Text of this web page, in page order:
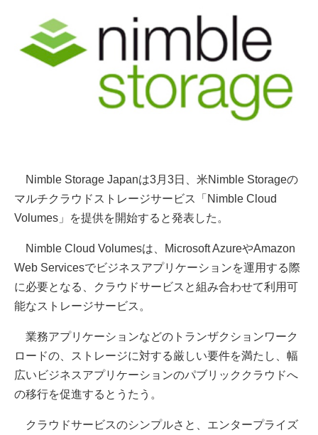
Nimble Storage Japanは3月3日、米Nimble Storageの
マルチクラウドストレージサービス「Nimble Cloud
Volumes」を提供を開始すると発表した。
Nimble Cloud Volumesは、Microsoft AzureやAmazon
Web Servicesでビジネスアプリケーションを運用する際
に必要となる、クラウドサービスと組み合わせて利用可
能なストレージサービス。
業務アプリケーションなどのトランザクションワーク
ロードの、ストレージに対する厳しい要件を満たし、幅
広いビジネスアプリケーションのパブリッククラウドへ
の移行を促進するとうたう。
クラウドサービスのシンプルさと、エンタープライズ